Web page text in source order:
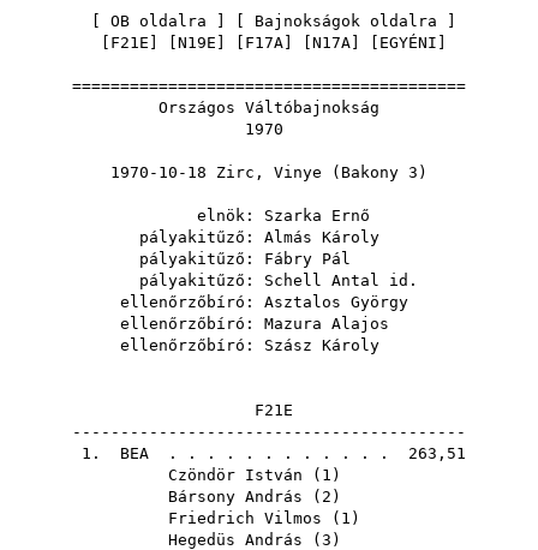
OB oldalra Bajnokságok oldalra
F21E N19E F17A N17A EGYÉNI
=========================================
Országos Váltóbajnokság
1970
1970-10-18 Zirc, Vinye (Bakony 3)
elnök: Szarka Ernő
pályakitűző: Almás Károly
pályakitűző: Fábry Pál
pályakitűző: Schell Antal id.
ellenőrzőbíró: Asztalos György
ellenőrzőbíró: Mazura Alajos
ellenőrzőbíró: Szász Károly
F21E
-----------------------------------------
1. BEA . . . . . . . . . . . . 263,51
Czöndör István ( 1 )
Bársony András ( 2 )
Friedrich Vilmos ( 1 )
Hegedüs András ( 3 )